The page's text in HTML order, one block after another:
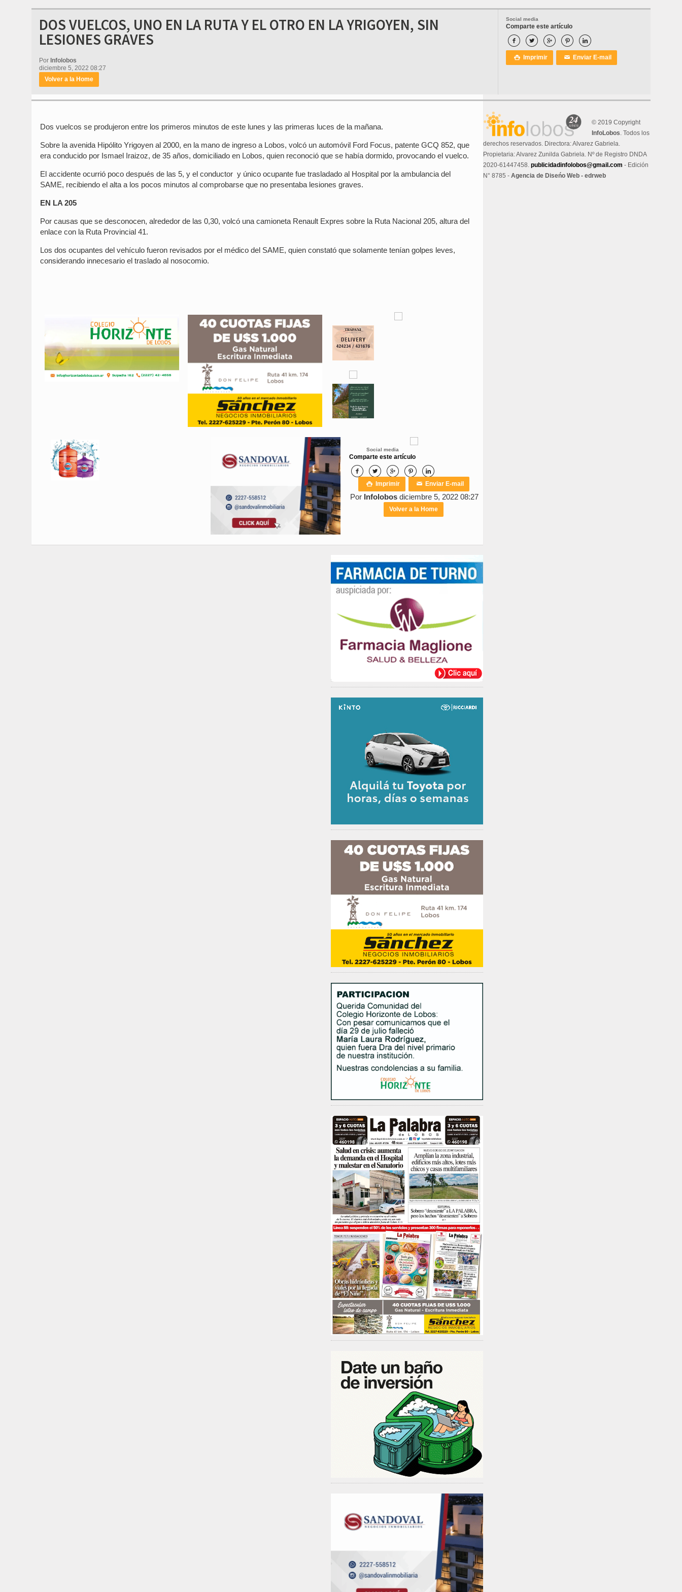
Social media
Comparte este artículo
    
 Imprimir ✉ Enviar E-mail
DOS VUELCOS, UNO EN LA RUTA Y EL OTRO EN LA YRIGOYEN, SIN
LESIONES GRAVES
Por Infolobos
diciembre 5, 2022 08:27
Volver a la Home
Dos vuelcos se produjeron entre los primeros minutos de este lunes y las primeras luces de la mañana.
Sobre la avenida Hipólito Yrigoyen al 2000, en la mano de ingreso a Lobos, volcó un automóvil Ford Focus, patente GCQ 852, que
era conducido por Ismael Iraizoz, de 35 años, domiciliado en Lobos, quien reconoció que se había dormido, provocando el vuelco.
El accidente ocurrió poco después de las 5, y el conductor y único ocupante fue trasladado al Hospital por la ambulancia del
SAME, recibiendo el alta a los pocos minutos al comprobarse que no presentaba lesiones graves.
EN LA 205
Por causas que se desconocen, alrededor de las 0,30, volcó una camioneta Renault Expres sobre la Ruta Nacional 205, altura del
enlace con la Ruta Provincial 41.
Los dos ocupantes del vehículo fueron revisados por el médico del SAME, quien constató que solamente tenían golpes leves,
considerando innecesario el traslado al nosocomio.
Social media
Comparte este artículo
    
Imprimir ✉Enviar E-mail
Por Infolobos diciembre 5, 2022 08:27
Volver a la Home
© 2019 Copyright
InfoLobos. Todos los
derechos reservados. Directora: Alvarez Gabriela.
Propietaria: Alvarez Zunilda Gabriela. Nº de Registro DNDA
2020-61447458. publicidadinfolobos@gmail.com - Edición
N° 8785 - Agencia de Diseńo Web - edrweb